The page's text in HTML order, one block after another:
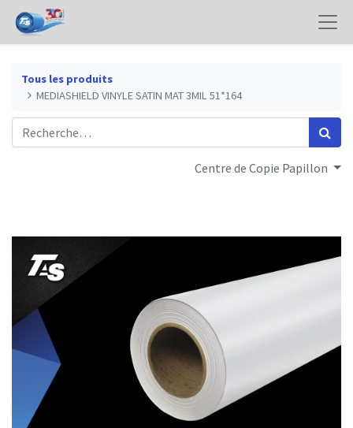
Tous les produits
MEDIASHIELD VINYLE SATIN MAT 3MIL 51*164
Centre de Copie Papillon